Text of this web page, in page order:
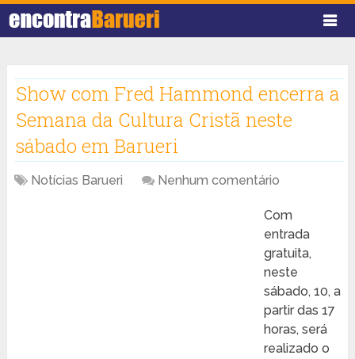
Show com Fred Hammond encerra a
Semana da Cultura Cristã neste
sábado em Barueri
Notícias Barueri Nenhum comentário
Com
entrada
gratuita,
neste
sábado, 10, a
partir das 17
horas, será
realizado o